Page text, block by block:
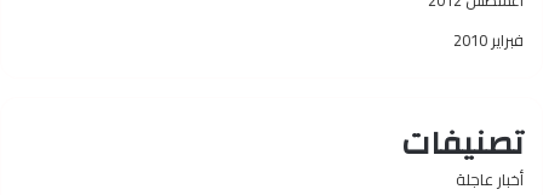
فبراير 2010
تصنيفات
أخبار عاجلة